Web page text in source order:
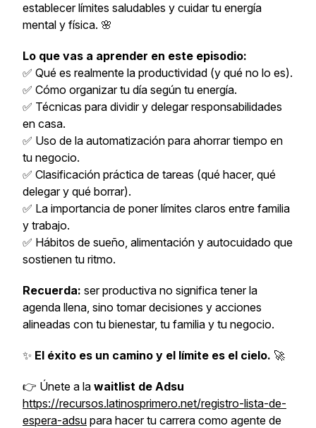
establecer límites saludables y cuidar tu energía
mental y física. 🌸
Lo que vas a aprender en este episodio:
✅ Qué es realmente la productividad (y qué no lo es).
✅ Cómo organizar tu día según tu energía.
✅ Técnicas para dividir y delegar responsabilidades
en casa.
✅ Uso de la automatización para ahorrar tiempo en
tu negocio.
✅ Clasificación práctica de tareas (qué hacer, qué
delegar y qué borrar).
✅ La importancia de poner límites claros entre familia
y trabajo.
✅ Hábitos de sueño, alimentación y autocuidado que
sostienen tu ritmo.
Recuerda: ser productiva no significa tener la
agenda llena, sino tomar decisiones y acciones
alineadas con tu bienestar, tu familia y tu negocio.
✨ El éxito es un camino y el límite es el cielo. 🚀
👉 Únete a la waitlist de Adsu
https://recursos.latinosprimero.net/registro-lista-de-
espera-adsu para hacer tu carrera como agente de